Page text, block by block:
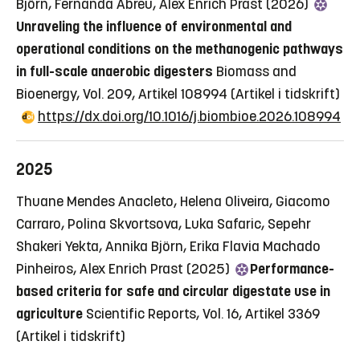
Björn, Fernanda Abreu, Alex Enrich Prast (2026)
Unraveling the influence of environmental and
operational conditions on the methanogenic pathways
in full-scale anaerobic digesters Biomass and
Bioenergy, Vol. 209, Artikel 108994 (Artikel i tidskrift)
https://dx.doi.org/10.1016/j.biombioe.2026.108994
2025
Thuane Mendes Anacleto, Helena Oliveira, Giacomo
Carraro, Polina Skvortsova, Luka Safaric, Sepehr
Shakeri Yekta, Annika Björn, Erika Flavia Machado
Pinheiros, Alex Enrich Prast (2025)
Performance-
based criteria for safe and circular digestate use in
agriculture Scientific Reports, Vol. 16, Artikel 3369
(Artikel i tidskrift)